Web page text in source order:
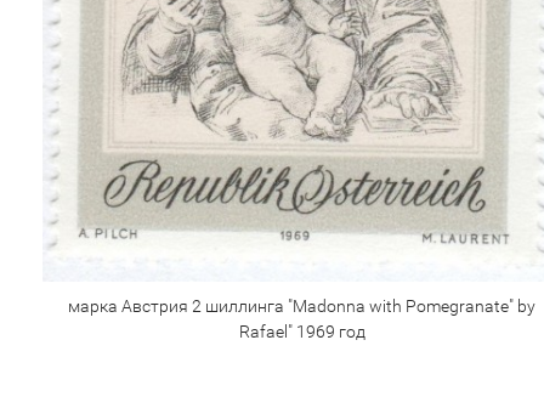
марка Австрия 2 шиллинга "Madonna with Pomegranate" by
Rafael" 1969 год